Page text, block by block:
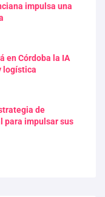
impulsa una
en Córdoba la IA
logística
de
para impulsar sus